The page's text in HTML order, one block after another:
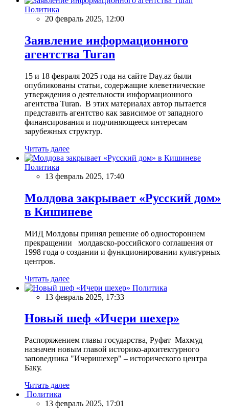
Политика
20 февраль 2025, 12:00
Заявление информационного
агентства Turan
15 и 18 февраля 2025 года на сайте Day.az были
опубликованы статьи, содержащие клеветнические
утверждения о деятельности информационного
агентства Turan. В этих материалах автор пытается
представить агентство как зависимое от западного
финансирования и подчиняющееся интересам
зарубежных структур.
Читать далее
Политика
13 февраль 2025, 17:40
Молдова закрывает «Русский дом»
в Кишиневе
МИД Молдовы принял решение об одностороннем
прекращении молдавско-российского соглашения от
1998 года о создании и функционировании культурных
центров.
Читать далее
Политика
13 февраль 2025, 17:33
Новый шеф «Ичери шехер»
Распоряжением главы государства, Руфат Махмуд
назначен новым главой историко-архитектурного
заповедника "Ичеришехер" – исторического центра
Баку.
Читать далее
Политика
13 февраль 2025, 17:01